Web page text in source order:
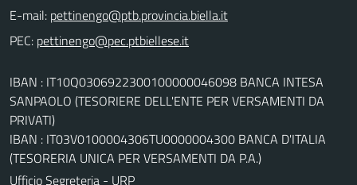
E-mail:
PEC:
IBAN : IT10Q0306922300100000046098 BANCA INTESA
SANPAOLO (TESORIERE DELL'ENTE PER VERSAMENTI DA
PRIVATI)
IBAN : IT03V0100004306TU0000004300 BANCA D'ITALIA
(TESORERIA UNICA PER VERSAMENTI DA P.A.)
Ufficio Segreteria - URP